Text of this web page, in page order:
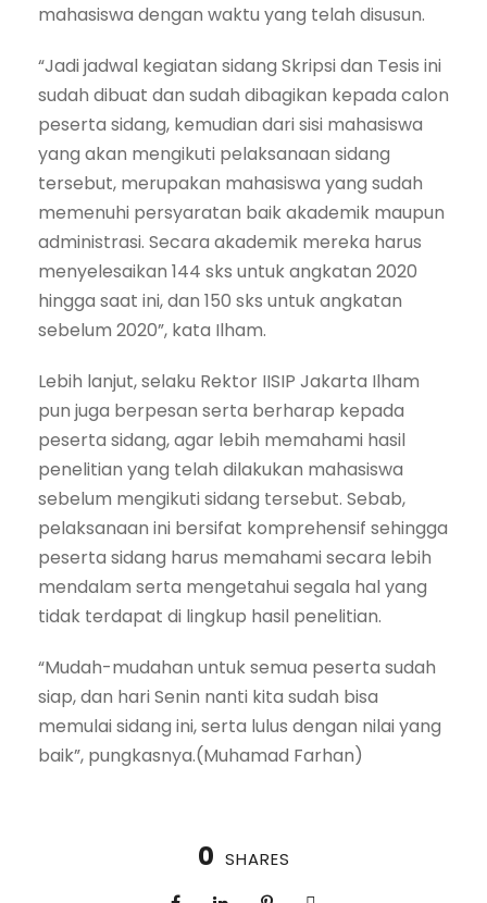
mahasiswa dengan waktu yang telah disusun.
“Jadi jadwal kegiatan sidang Skripsi dan Tesis ini
sudah dibuat dan sudah dibagikan kepada calon
peserta sidang, kemudian dari sisi mahasiswa
yang akan mengikuti pelaksanaan sidang
tersebut, merupakan mahasiswa yang sudah
memenuhi persyaratan baik akademik maupun
administrasi. Secara akademik mereka harus
menyelesaikan 144 sks untuk angkatan 2020
hingga saat ini, dan 150 sks untuk angkatan
sebelum 2020”, kata Ilham.
Lebih lanjut, selaku Rektor IISIP Jakarta Ilham
pun juga berpesan serta berharap kepada
peserta sidang, agar lebih memahami hasil
penelitian yang telah dilakukan mahasiswa
sebelum mengikuti sidang tersebut. Sebab,
pelaksanaan ini bersifat komprehensif sehingga
peserta sidang harus memahami secara lebih
mendalam serta mengetahui segala hal yang
tidak terdapat di lingkup hasil penelitian.
“Mudah-mudahan untuk semua peserta sudah
siap, dan hari Senin nanti kita sudah bisa
memulai sidang ini, serta lulus dengan nilai yang
baik”, pungkasnya.(Muhamad Farhan)
0 SHARES